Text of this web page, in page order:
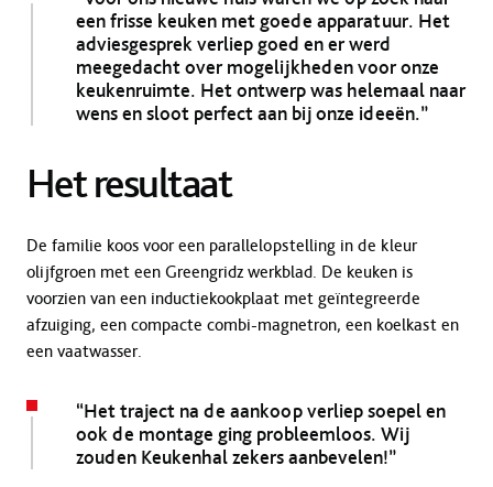
een frisse keuken met goede apparatuur. Het
adviesgesprek verliep goed en er werd
meegedacht over mogelijkheden voor onze
keukenruimte. Het ontwerp was helemaal naar
wens en sloot perfect aan bij onze ideeën.”
Het resultaat
De familie koos voor een parallelopstelling in de kleur
olijfgroen met een Greengridz werkblad. De keuken is
voorzien van een inductiekookplaat met geïntegreerde
afzuiging, een compacte combi-magnetron, een koelkast en
een vaatwasser.
“Het traject na de aankoop verliep soepel en
ook de montage ging probleemloos. Wij
zouden Keukenhal zekers aanbevelen!”